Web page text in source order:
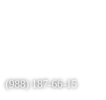
(988) 187-66-15